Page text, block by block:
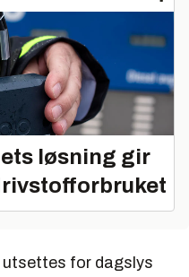
løsning gir
for dagslys